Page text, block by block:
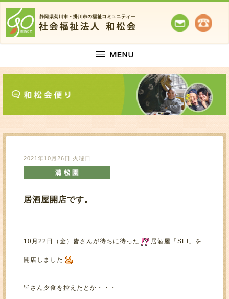
2021年10月26日 火曜日
居酒屋開店です。
10月22日（金）皆さんが待ちに待った 居酒屋「SEI」を
開店しました
皆さん夕食を控えたとか・・・